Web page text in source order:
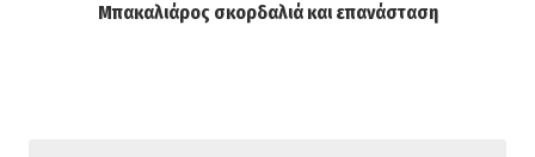
Μπακαλιάρος σκορδαλιά και επανάσταση